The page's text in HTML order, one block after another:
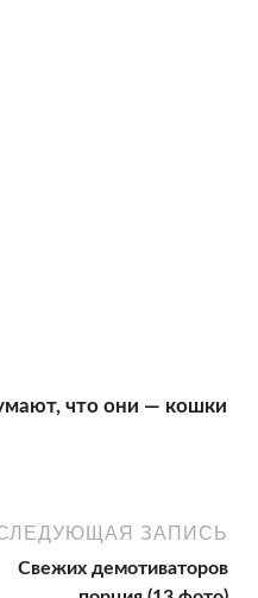
что они — кошки
ЗАПИСЬ
Свежих демотиваторов